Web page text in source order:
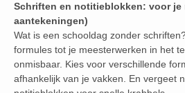
Schriften en notitieblokken: voor je
aantekeningen)
Wat is een schooldag zonder
formules tot je meesterwerken in het
onmisbaar. Kies voor verschillende
afhankelijk van je vakken. En vergeet